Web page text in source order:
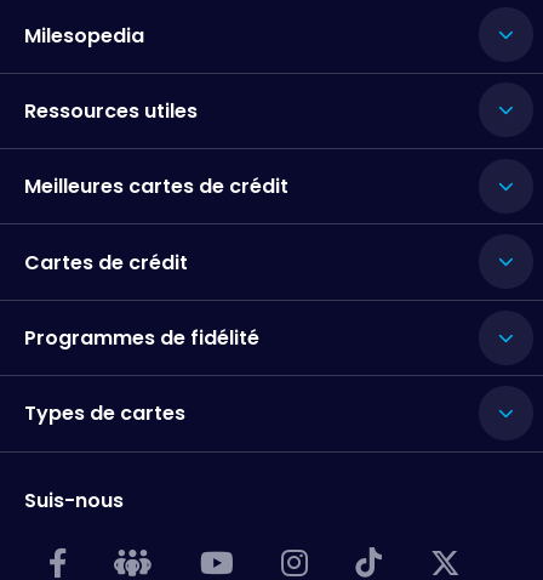
Milesopedia
Ressources utiles
Meilleures cartes de crédit
Cartes de crédit
Programmes de fidélité
Types de cartes
Suis-nous